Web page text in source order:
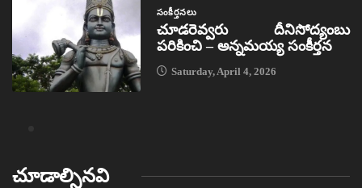
సంకీర్తనలు
చూడరెవ్వరు దీనిసోద్యంబు
పరికించి – అన్నమయ్య సంకీర్తన
Saturday, April 4, 2026
చూడాల్సినవి